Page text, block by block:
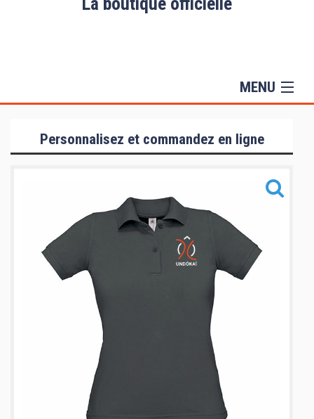
MENU
Collection Femmes
Accessoires
Informations
Personnalisez et commandez en ligne